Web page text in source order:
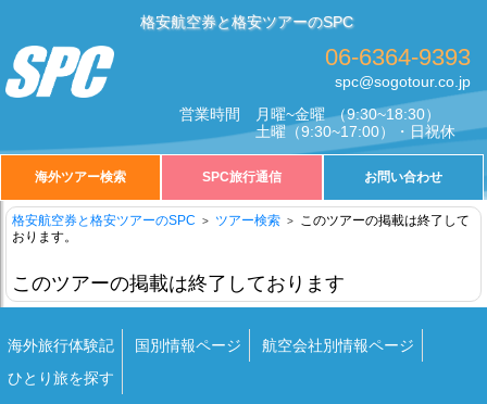
格安航空券と格安ツアーのSPC
06-6364-9393
spc@sogotour.co.jp
営業時間
月曜~金曜 （9:30~18:30）
土曜（9:30~17:00）・日祝休
海外ツアー検索 SPC旅行通信 お問い合わせ
格安航空券と格安ツアーのSPC ツアー検索
このツアーの掲載は終了して
おります。
このツアーの掲載は終了しております
海外旅行体験記 国別情報ページ
航空会社別情報ページ
ひとり旅を探す